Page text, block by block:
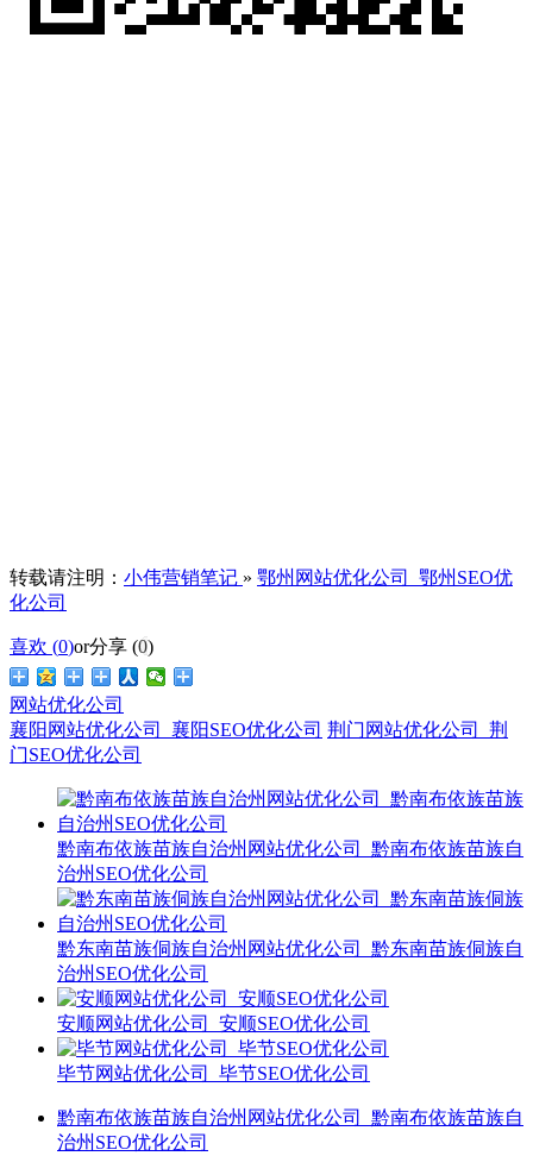
转载请注明： 小伟营销笔记 » 鄂州网站优化公司_鄂州SEO优
化公司
喜欢 (0)or分享 (0)
网站优化公司
襄阳网站优化公司_襄阳SEO优化公司 荆门网站优化公司_荆
门SEO优化公司
黔南布依族苗族自治州网站优化公司_黔南布依族苗族自
治州SEO优化公司
黔东南苗族侗族自治州网站优化公司_黔东南苗族侗族自
治州SEO优化公司
安顺网站优化公司_安顺SEO优化公司
毕节网站优化公司_毕节SEO优化公司
黔南布依族苗族自治州网站优化公司_黔南布依族苗族自
治州SEO优化公司